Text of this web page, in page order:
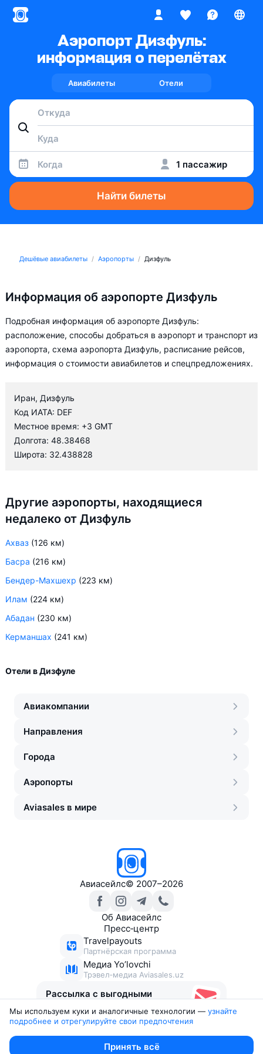
Аэропорт Дизфуль:
информация о перелётах
Авиабилеты Отели
Когда 1 пассажир
Найти билеты
Дешёвые авиабилеты Аэропорты Дизфуль
Информация об аэропорте Дизфуль
Подробная информация об аэропорте Дизфуль:
расположение, способы добраться в аэропорт и транспорт из
аэропорта, схема аэропорта Дизфуль, расписание рейсов,
информация о стоимости авиабилетов и спецпредложениях.
Иран, Дизфуль
Код ИАТА: DEF
Местное время: +3 GMT
Долгота: 48.38468
Широта: 32.438828
Другие аэропорты, находящиеся
недалеко от Дизфуль
Ахваз (126 км)
Басра (216 км)
Бендер-Махшехр (223 км)
Илам (224 км)
Абадан (230 км)
Керманшах (241 км)
Отели в Дизфуле
Авиакомпании
Направления
Города
Аэропорты
Aviasales в мире
Авиасейлс© 2007–2026
Об Авиасейлс
Пресс‑центр
Travelpayouts
Партнёрская программа
Медиа Yo’lovchi
Трэвел‑медиа Aviasales.uz
Рассылка с выгодными
Юридические документы
Мы используем куки и аналогичные технологии — узнайте
подробнее и отрегулируйте свои предпочтения
Принять всё